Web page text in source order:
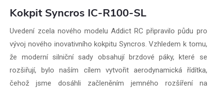
Kokpit Syncros IC-R100-SL
Uvedení zcela nového modelu Addict RC připravilo půdu pro
vývoj nového inovativního kokpitu Syncros. Vzhledem k tomu,
že moderní silniční sady obsahují brzdové páky, které se
rozšiřují, bylo naším cílem vytvořit aerodynamická řídítka,
čehož jsme dosáhli začleněním jemného rozšíření na